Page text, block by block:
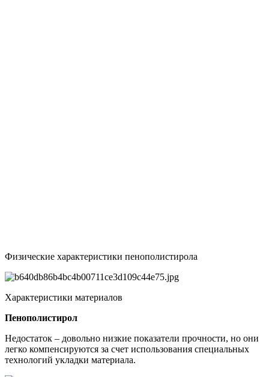
Физические характеристики пенополистирола
Характеристики материалов
Пенополистирол
Недостаток – довольно низкие показатели прочности, но они
легко компенсируются за счет использования специальных
технологий укладки материала.